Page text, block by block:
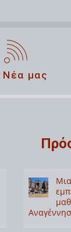
Νέα μας